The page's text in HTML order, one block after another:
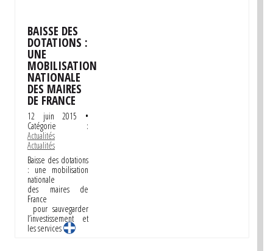
BAISSE DES
DOTATIONS :
UNE
MOBILISATION
NATIONALE
DES MAIRES
DE FRANCE
12 juin 2015 •
Catégorie :
Actualités
Actualités
Baisse des dotations
: une mobilisation
nationale
des maires de
France
pour sauvegarder
l’investissement et
les services …